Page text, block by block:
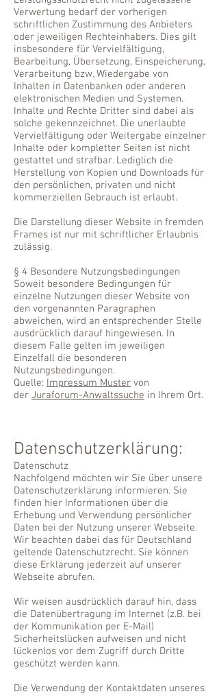
Verwertung bedarf der vorherigen
schriftlichen Zustimmung des Anbieters
oder jeweiligen Rechteinhabers. Dies gilt
insbesondere für Vervielfältigung,
Bearbeitung, Übersetzung, Einspeicherung,
Verarbeitung bzw. Wiedergabe von
Inhalten in Datenbanken oder anderen
elektronischen Medien und Systemen.
Inhalte und Rechte Dritter sind dabei als
solche gekennzeichnet. Die unerlaubte
Vervielfältigung oder Weitergabe einzelner
Inhalte oder kompletter Seiten ist nicht
gestattet und strafbar. Lediglich die
Herstellung von Kopien und Downloads für
den persönlichen, privaten und nicht
kommerziellen Gebrauch ist erlaubt.
Die Darstellung dieser Website in fremden
Frames ist nur mit schriftlicher Erlaubnis
zulässig.
§ 4 Besondere Nutzungsbedingungen
Soweit besondere Bedingungen für
einzelne Nutzungen dieser Website von
den vorgenannten Paragraphen
abweichen, wird an entsprechender Stelle
ausdrücklich darauf hingewiesen. In
diesem Falle gelten im jeweiligen
Einzelfall die besonderen
Nutzungsbedingungen.
Quelle: Impressum Muster von
der Juraforum-Anwaltssuche in Ihrem Ort.
Datenschutzerklärung:
Datenschutz
Nachfolgend möchten wir Sie über unsere
Datenschutzerklärung informieren. Sie
finden hier Informationen über die
Erhebung und Verwendung persönlicher
Daten bei der Nutzung unserer Webseite.
Wir beachten dabei das für Deutschland
geltende Datenschutzrecht. Sie können
diese Erklärung jederzeit auf unserer
Webseite abrufen.
Wir weisen ausdrücklich darauf hin, dass
die Datenübertragung im Internet (z.B. bei
der Kommunikation per E-Mail)
Sicherheitslücken aufweisen und nicht
lückenlos vor dem Zugriff durch Dritte
geschützt werden kann.
Die Verwendung der Kontaktdaten unseres